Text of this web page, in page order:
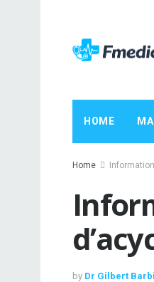
HOME
Home
by Dr Gilbert